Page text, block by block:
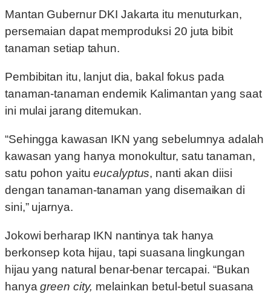
Mantan Gubernur DKI Jakarta itu menuturkan,
persemaian dapat memproduksi 20 juta bibit
tanaman setiap tahun.
Pembibitan itu, lanjut dia, bakal fokus pada
tanaman-tanaman endemik Kalimantan yang saat
ini mulai jarang ditemukan.
“Sehingga kawasan IKN yang sebelumnya adalah
kawasan yang hanya monokultur, satu tanaman,
satu pohon yaitueucalyptus, nanti akan diisi
dengan tanaman-tanaman yang disemaikan di
sini,” ujarnya.
Jokowi berharap IKN nantinya tak hanya
berkonsep kota hijau, tapi suasana lingkungan
hijau yang natural benar-benar tercapai. “Bukan
hanyagreen city, melainkan betul-betul suasana